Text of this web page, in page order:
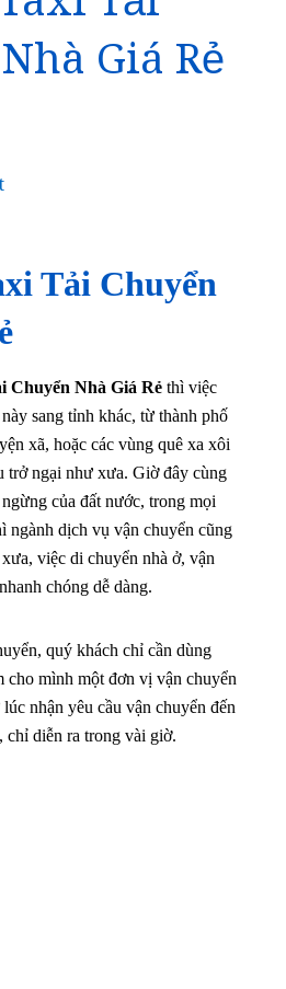
Giá Rẻ
Tải Chuyển
Chuyển Nhà Giá Rẻ thì việc
sang tỉnh khác, từ thành phố
xã, hoặc các vùng quê xa xôi
trở ngại như xưa. Giờ đây cùng
của đất nước, trong mọi
ngành dịch vụ vận chuyển cũng
việc di chuyển nhà ở, vận
chóng dễ dàng.
quý khách chỉ cần dùng
cho mình một đơn vị vận chuyển
nhận yêu cầu vận chuyển đến
chỉ diễn ra trong vài giờ.